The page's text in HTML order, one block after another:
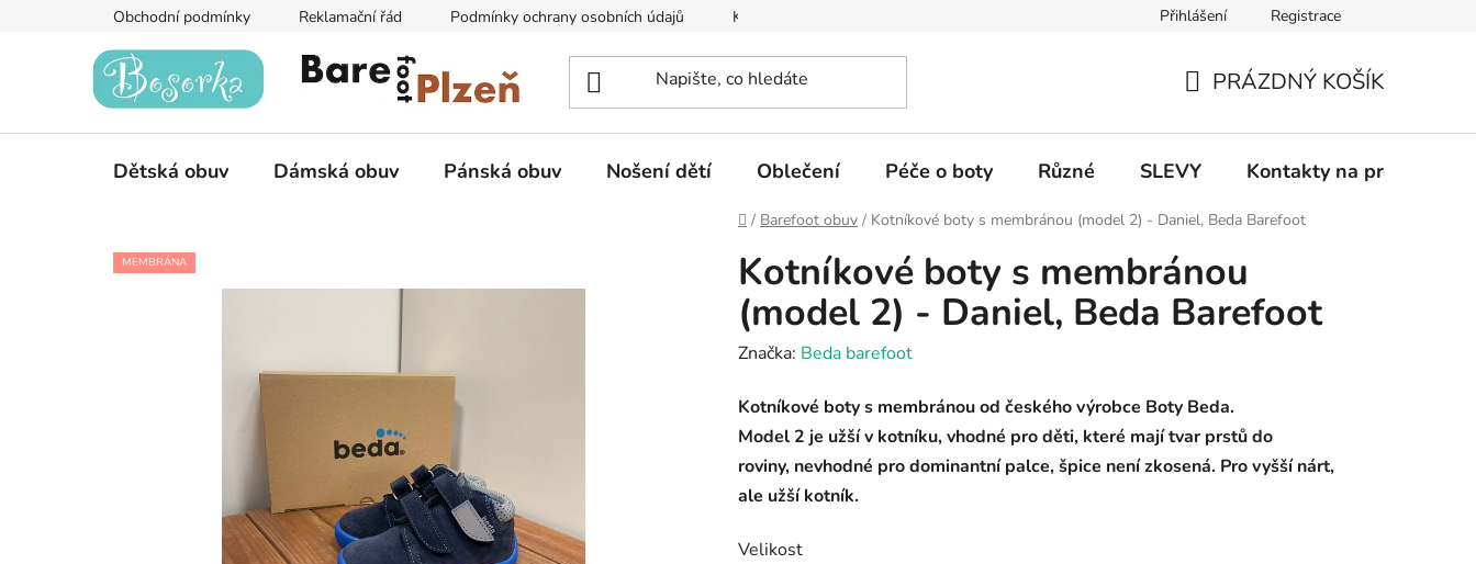
Obchodní podmínky Reklamační řád Podmínky ochrany osobních údajů Kontakty na prodejny Informace k on-line platbám Odstoupení od
Přihlášení Registrace
KOŠÍK
PRÁZDNÝ KOŠÍK
Dětská obuv Dámská obuv Pánská obuv Nošení dětí Oblečení Péče o boty Různé SLEVY Kontakty na prodejny
Domů
/ Barefoot obuv / Kotníkové boty s membránou (model 2) - Daniel, Beda Barefoot
Kotníkové boty s membránou
(model 2) - Daniel, Beda Barefoot
Značka: Beda barefoot
Kotníkové boty s membránou od českého výrobce Boty Beda.
Model 2 je užší v kotníku, vhodné pro děti, které mají tvar prstů do
roviny, nevhodné pro dominantní palce, špice není zkosená. Pro vyšší nárt,
ale užší kotník.
Velikost
MEMBRÁNA